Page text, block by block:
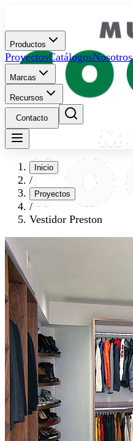
Productos
ProyectosCatálogosNosotros
Marcas
Recursos
Contacto
Inicio
/
Proyectos
/
Vestidor Preston